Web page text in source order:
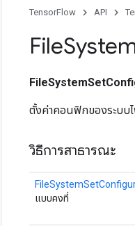
TensorFlow API
File
ตั้งค่าคอนฟิกของระบบ
วิธีการสาธารณะ
แบบคงที่